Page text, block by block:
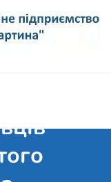
Святого